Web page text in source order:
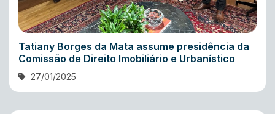
Tatiany Borges da Mata assume presidência da
Comissão de Direito Imobiliário e Urbanístico
27/01/2025